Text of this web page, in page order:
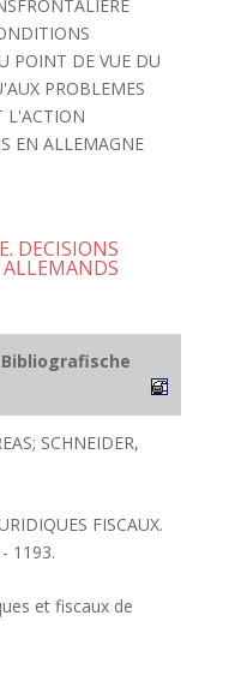
POINT DE VUE DU
PROBLEMES
L'ACTION
EN ALLEMAGNE
DECISIONS
SCHNEIDER,
FISCAUX.
1193.
et fiscaux de